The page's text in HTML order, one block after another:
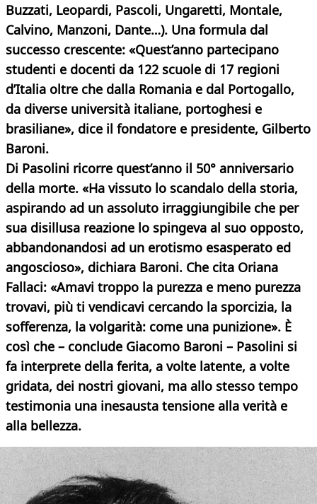
Buzzati, Leopardi, Pascoli, Ungaretti, Montale,
Calvino, Manzoni, Dante…). Una formula dal
successo crescente: «Quest’anno partecipano
studenti e docenti da 122 scuole di 17 regioni
d’Italia oltre che dalla Romania e dal Portogallo,
da diverse università italiane, portoghesi e
brasiliane», dice il fondatore e presidente, Gilberto
Baroni.
Di Pasolini ricorre quest’anno il 50° anniversario
della morte. «Ha vissuto lo scandalo della storia,
aspirando ad un assoluto irraggiungibile che per
sua disillusa reazione lo spingeva al suo opposto,
abbandonandosi ad un erotismo esasperato ed
angoscioso», dichiara Baroni. Che cita Oriana
Fallaci: «Amavi troppo la purezza e meno purezza
trovavi, più ti vendicavi cercando la sporcizia, la
sofferenza, la volgarità: come una punizione». È
così che – conclude Giacomo Baroni – Pasolini si
fa interprete della ferita, a volte latente, a volte
gridata, dei nostri giovani, ma allo stesso tempo
testimonia una inesausta tensione alla verità e
alla bellezza.